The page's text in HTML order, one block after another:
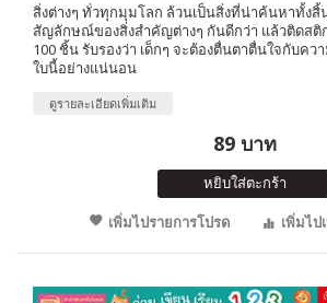
สิ่งต่างๆ ทั่วทุกมุมโลก ล้วนเป็นสิ่งที่น่าค้นหาทั้งสิ้
สัญลักษณ์ของสิ่งสำคัญต่างๆ กันดีกว่า แล้วติดสติ
100 ชิ้น รับรองว่า เด็กๆ จะต้องตื่นตาตื่นใจกับค
ใบนี้อย่างแน่นอน
ดูรายละเอียดเพิ่มเติม
89 บาท
หยิบใส่ตะกร้า
เพิ่มไปรายการโปรด
เพิ่มไป